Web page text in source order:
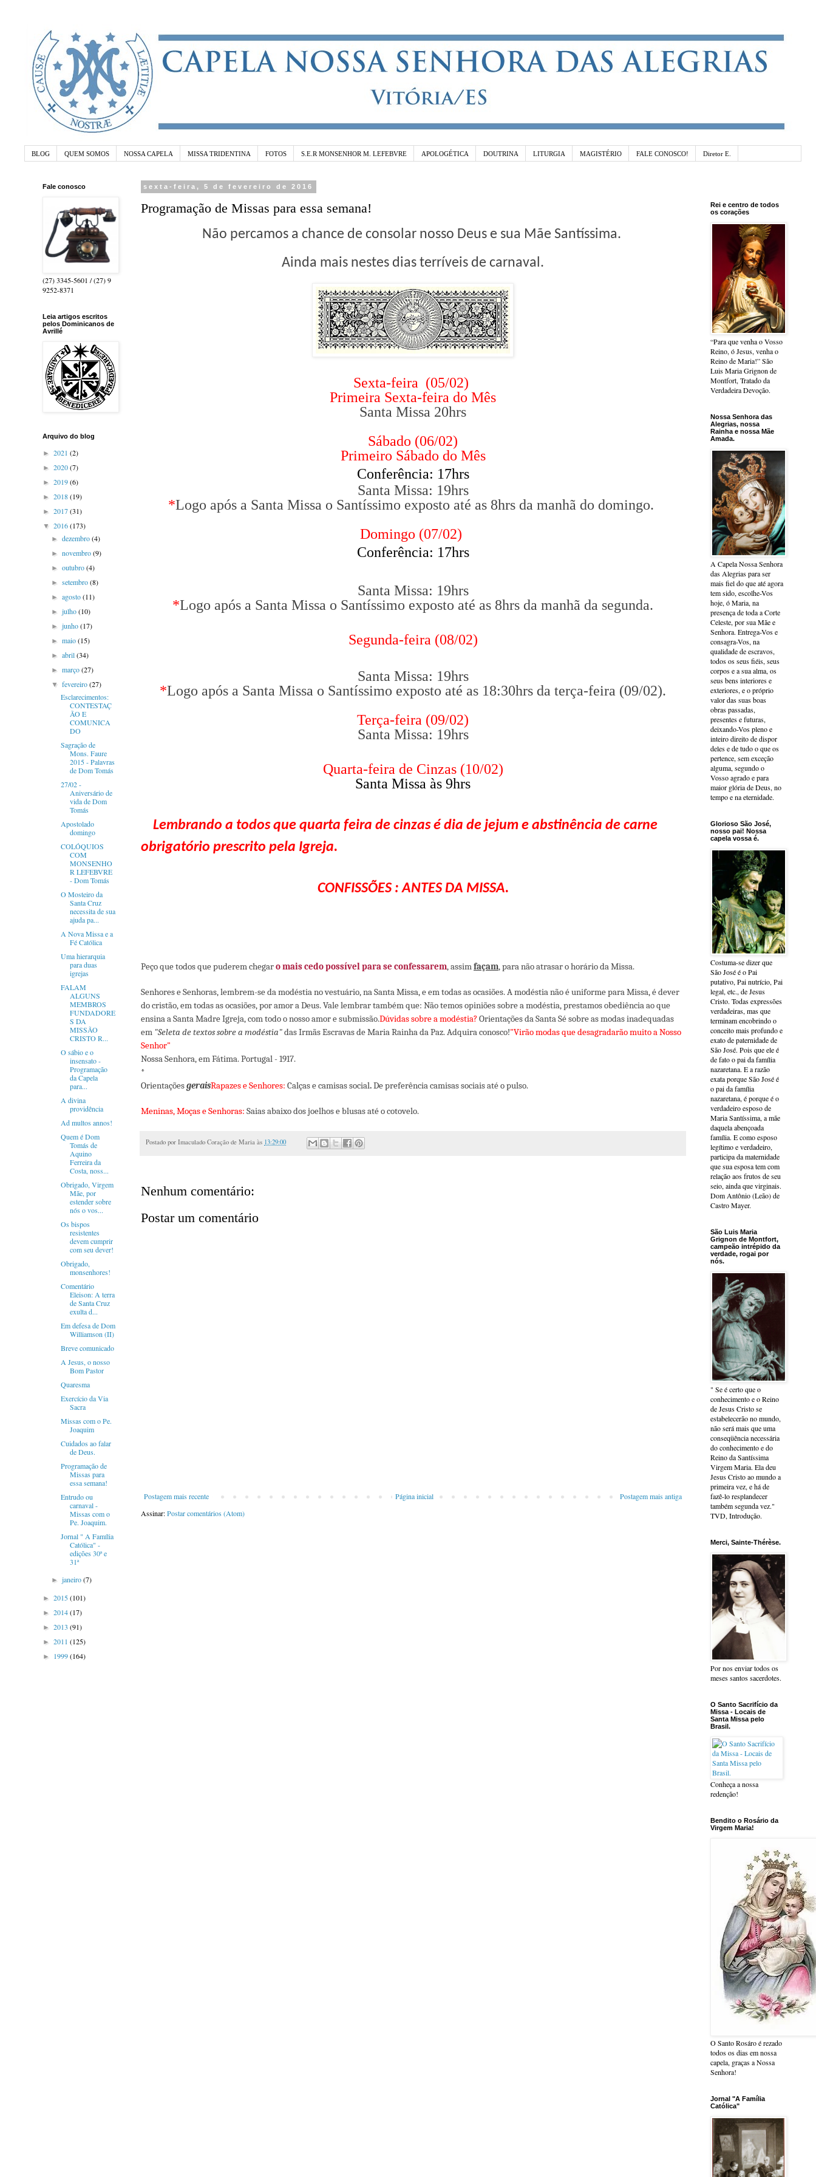
BLOG QUEM SOMOS NOSSA CAPELA MISSA TRIDENTINA FOTOS S.E.R MONSENHOR M. LEFEBVRE APOLOGÉTICA DOUTRINA LITURGIA MAGISTÉRIO FALE CONOSCO! Diretor E.
sexta-feira, 5 de fevereiro de 2016
Programação de Missas para essa semana!
Não percamos a chance de consolar nosso Deus e sua Mãe Santíssima.
Ainda mais nestes dias terríveis de carnaval.
Sexta-feira (05/02)
Primeira Sexta-feira do Mês
Santa Missa 20hrs
Sábado (06/02)
Primeiro Sábado do Mês
Conferência: 17hrs
Santa Missa: 19hrs
*Logo após a Santa Missa o Santíssimo exposto até as 8hrs da manhã do domingo.
Domingo (07/02)
Conferência: 17hrs
Santa Missa: 19hrs
*Logo após a Santa Missa o Santíssimo exposto até as 8hrs da manhã da segunda.
Segunda-feira (08/02)
Santa Missa: 19hrs
*Logo após a Santa Missa o Santíssimo exposto até as 18:30hrs da terça-feira (09/02).
Terça-feira (09/02)
Santa Missa: 19hrs
Quarta-feira de Cinzas (10/02)
Santa Missa às 9hrs
Lembrando a todos que quarta feira de cinzas é dia de jejum e abstinência de carne
obrigatório prescrito pela Igreja.
CONFISSÕES : ANTES DA MISSA.
Peço que todos que puderem chegaro mais cedo possível para se confessarem, assimfaçam, para não atrasar o horário da Missa.
Senhores e Senhoras, lembrem-se da modéstia no vestuário, na Santa Missa, e em todas as ocasiões. A modéstia não é uniforme para Missa, é dever
do cristão, em todas as ocasiões, por amor a Deus. Vale lembrar também que: Não temos opiniões sobre a modéstia, prestamos obediência ao que
ensina a Santa Madre Igreja, com todo o nosso amor e submissão.Dúvidas sobre a modéstia? Orientações da Santa Sé sobre as modas inadequadas
em "Seleta de textos sobre a modéstia"das Irmãs Escravas de Maria Rainha da Paz. Adquira conosco!"Virão modas que desagradarão muito a Nosso
Senhor"
Nossa Senhora, em Fátima. Portugal - 1917.
*
OrientaçõesgeraisRapazes e Senhores: Calças e camisas social.De preferência camisas sociais até o pulso.
Meninas, Moças e Senhoras: Saias abaixo dos joelhos e blusas até o cotovelo.
Postado por Imaculado Coração de Maria às 13:29:00
Nenhum comentário:
Postar um comentário
Postagem mais recente Postagem mais antiga
Página inicial
Assinar:Postar comentários (Atom)
Fale conosco
(27) 3345-5601 / (27) 9
9252-8371
Leia artigos escritos
pelos Dominicanos de
Avrillé
Arquivo do blog
► 2021 (2)
► 2020(7)
► 2019(6)
► 2018(19)
► 2017(31)
▼ 2016(173)
►dezembro(4)
►novembro(9)
►outubro(4)
►setembro(8)
►agosto(11)
►julho(10)
►junho(17)
►maio(15)
►abril(34)
►março(27)
▼fevereiro(27)
Esclarecimentos:
CONTESTAÇ
ÃO E
COMUNICA
DO
Sagração de
Mons. Faure
2015 - Palavras
de Dom Tomás
27/02 -
Aniversário de
vida de Dom
Tomás
Apostolado
domingo
COLÓQUIOS
COM
MONSENHO
R LEFEBVRE
- Dom Tomás
O Mosteiro da
Santa Cruz
necessita de sua
ajuda pa...
A Nova Missa e a
Fé Católica
Uma hierarquia
para duas
igrejas
FALAM
ALGUNS
MEMBROS
FUNDADORE
S DA
MISSÃO
CRISTO R...
O sábio e o
insensato -
Programação
da Capela
para...
A divina
providência
Ad multos annos!
Quem é Dom
Tomás de
Aquino
Ferreira da
Costa, noss...
Obrigado, Virgem
Mãe, por
estender sobre
nós o vos...
Os bispos
resistentes
devem cumprir
com seu dever!
Obrigado,
monsenhores!
Comentário
Eleison: A terra
de Santa Cruz
exulta d...
Em defesa de Dom
Williamson (II)
Breve comunicado
A Jesus, o nosso
Bom Pastor
Quaresma
Exercício da Via
Sacra
Missas com o Pe.
Joaquim
Cuidados ao falar
de Deus.
Programação de
Missas para
essa semana!
Entrudo ou
carnaval -
Missas com o
Pe. Joaquim.
Jornal " A Família
Católica" -
edições 30ª e
31ª
►janeiro(7)
► 2015(101)
► 2014(17)
► 2013 (91)
► 2011 (125)
► 1999(164)
Rei e centro de todos
os corações
“Para que venha o Vosso
Reino, ó Jesus, venha o
Reino de Maria!” São
Luis Maria Grignon de
Montfort, Tratado da
Verdadeira Devoção.
Nossa Senhora das
Alegrias, nossa
Rainha e nossa Mãe
Amada.
A Capela Nossa Senhora
das Alegrias para ser
mais fiel do que até agora
tem sido, escolhe-Vos
hoje, ó Maria, na
presença de toda a Corte
Celeste, por sua Mãe e
Senhora. Entrega-Vos e
consagra-Vos, na
qualidade de escravos,
todos os seus fiéis, seus
corpos e a sua alma, os
seus bens interiores e
exteriores, e o próprio
valor das suas boas
obras passadas,
presentes e futuras,
deixando-Vos pleno e
inteiro direito de dispor
deles e de tudo o que os
pertence, sem exceção
alguma, segundo o
Vosso agrado e para
maior glória de Deus, no
tempo e na eternidade.
Glorioso São José,
nosso pai! Nossa
capela vossa é.
Costuma-se dizer que
São José é o Pai
putativo, Pai nutrício, Pai
legal, etc., de Jesus
Cristo. Todas expressões
verdadeiras, mas que
terminam encobrindo o
conceito mais profundo e
exato de paternidade de
São José. Pois que ele é
de fato o pai da família
nazaretana. E a razão
exata porque São José é
o pai da família
nazaretana, é porque é o
verdadeiro esposo de
Maria Santíssima, a mãe
daquela abençoada
família. E como esposo
legítimo e verdadeiro,
participa da maternidade
que sua esposa tem com
relação aos frutos de seu
seio, ainda que virginais.
Dom Antônio (Leão) de
Castro Mayer.
São Luis Maria
Grignon de Montfort,
campeão intrépido da
verdade, rogai por
nós.
" Se é certo que o
conhecimento e o Reino
de Jesus Cristo se
estabelecerão no mundo,
não será mais que uma
conseqüência necessária
do conhecimento e do
Reino da Santíssima
Virgem Maria. Ela deu
Jesus Cristo ao mundo a
primeira vez, e há de
fazê-lo resplandecer
também segunda vez."
TVD, Introdução.
Merci, Sainte-Thérèse.
Por nos enviar todos os
meses santos sacerdotes.
O Santo Sacrifício da
Missa - Locais de
Santa Missa pelo
Brasil.
Conheça a nossa
redenção!
Bendito o Rosário da
Virgem Maria!
O Santo Rosáro é rezado
todos os dias em nossa
capela, graças a Nossa
Senhora!
Jornal "A Família
Católica"